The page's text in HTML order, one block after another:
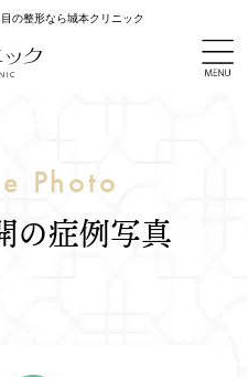
の整形なら城本クリニック
Photo
の症例写真